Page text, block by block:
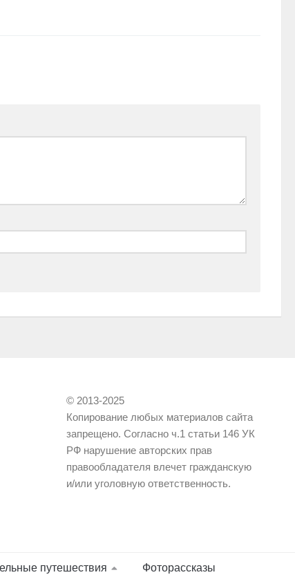
© 2013-2025
Копирование любых материалов сайта
запрещено. Согласно ч.1 статьи 146 УК
РФ нарушение авторских прав
правообладателя влечет гражданскую
и/или уголовную ответственность.
путешествия Фоторассказы